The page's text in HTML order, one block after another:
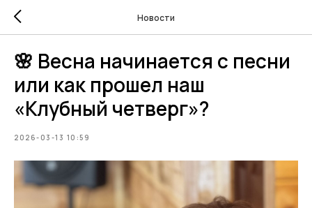
Новости
🌸 Весна начинается с песни
или как прошел наш
«Клубный четверг»?
2026-03-13 10:59